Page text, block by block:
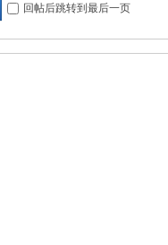
回帖后跳转到最后一页